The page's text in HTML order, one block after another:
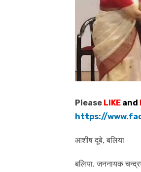
Please LIKE and
https://
आशीष दूबे, बलिया
बलिया. जननायक